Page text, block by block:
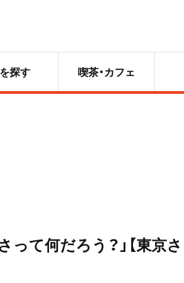
探す 喫茶・カフェ
て何だろう？」【東京さ